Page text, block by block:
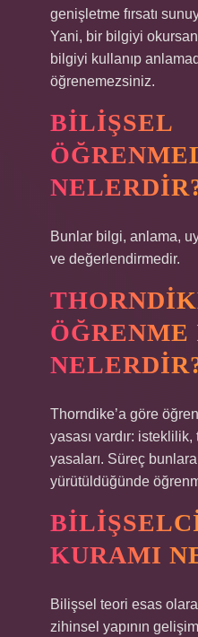
genişletme fırsatı
Yani, bir bilgiyi
bilgiyi kullanıp
öğrenemezsiniz.
BILIŞSEL
Bunlar bilgi, anlama,
ve değerlendirmedir.
Thorndike’a göre
yasası vardır:
yasaları. Süreç
yürütüldüğünde
KURAMI
Bilişsel teori esas
zihinsel yapının